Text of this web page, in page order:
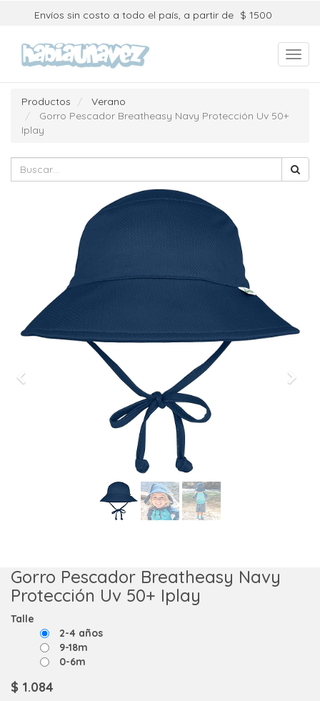
Envíos sin costo a todo el país, a partir de $ 1500
Productos
Verano
Gorro Pescador Breatheasy Navy Protección Uv 50+
Iplay
Next
Gorro Pescador Breatheasy Navy
Protección Uv 50+ Iplay
Talle
2-4 años
9-18m
0-6m
$ 1.084